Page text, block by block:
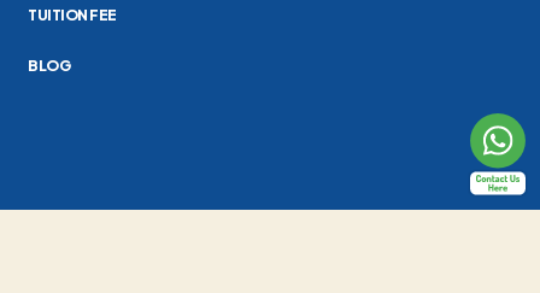
TUITION FEE
BLOG